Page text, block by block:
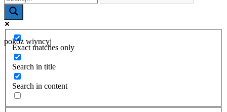
pokŏż wiyncyj
Exact matches only
Search in title
Search in content